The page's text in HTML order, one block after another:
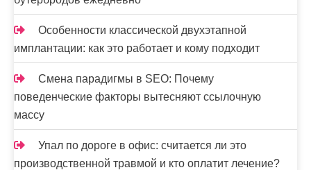
Особенности классической двухэтапной
имплантации: как это работает и кому подходит
Смена парадигмы в SEO: Почему
поведенческие факторы вытесняют ссылочную
массу
Упал по дороге в офис: считается ли это
производственной травмой и кто оплатит лечение?